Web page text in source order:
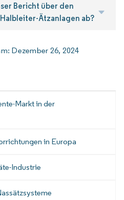
Bericht über den
Ätzanlagen ab?
Dezember 26, 2024
Markt in der
in Europa
Industrie